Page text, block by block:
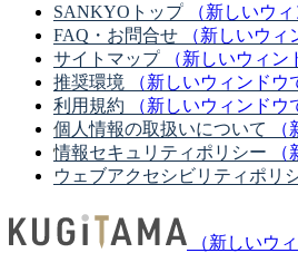
SANKYOトップ
（新しいウ
FAQ・お問合せ
（新しいウィ
サイトマップ
（新しいウィン
推奨環境
（新しいウィンドウ
利用規約
（新しいウィンドウ
個人情報の取扱いについて
情報セキュリティポリシー
ウェブアクセシビリティポリ
（新しいウ